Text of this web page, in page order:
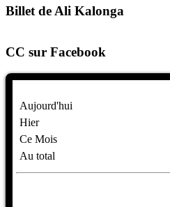
Billet de Ali Kalonga
CC sur Facebook
Aujourd'hui
Hier
Ce Mois
Au total